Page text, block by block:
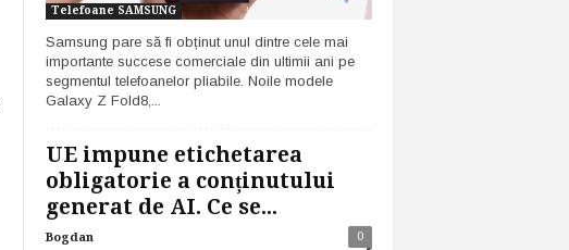
Telefoane SAMSUNG
Samsung pare să fi obținut unul dintre cele mai
importante succese comerciale din ultimii ani pe
segmentul telefoanelor pliabile. Noile modele
Galaxy Z Fold8,...
UE impune etichetarea
obligatorie a conținutului
generat de AI. Ce se...
Bogdan 0